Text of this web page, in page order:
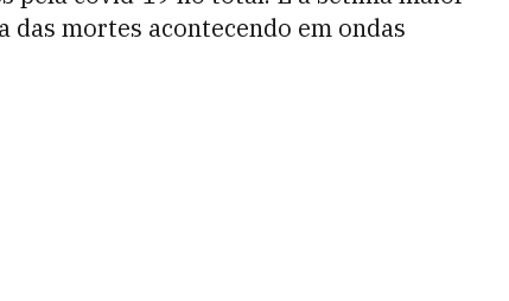
das mortes acontecendo em ondas